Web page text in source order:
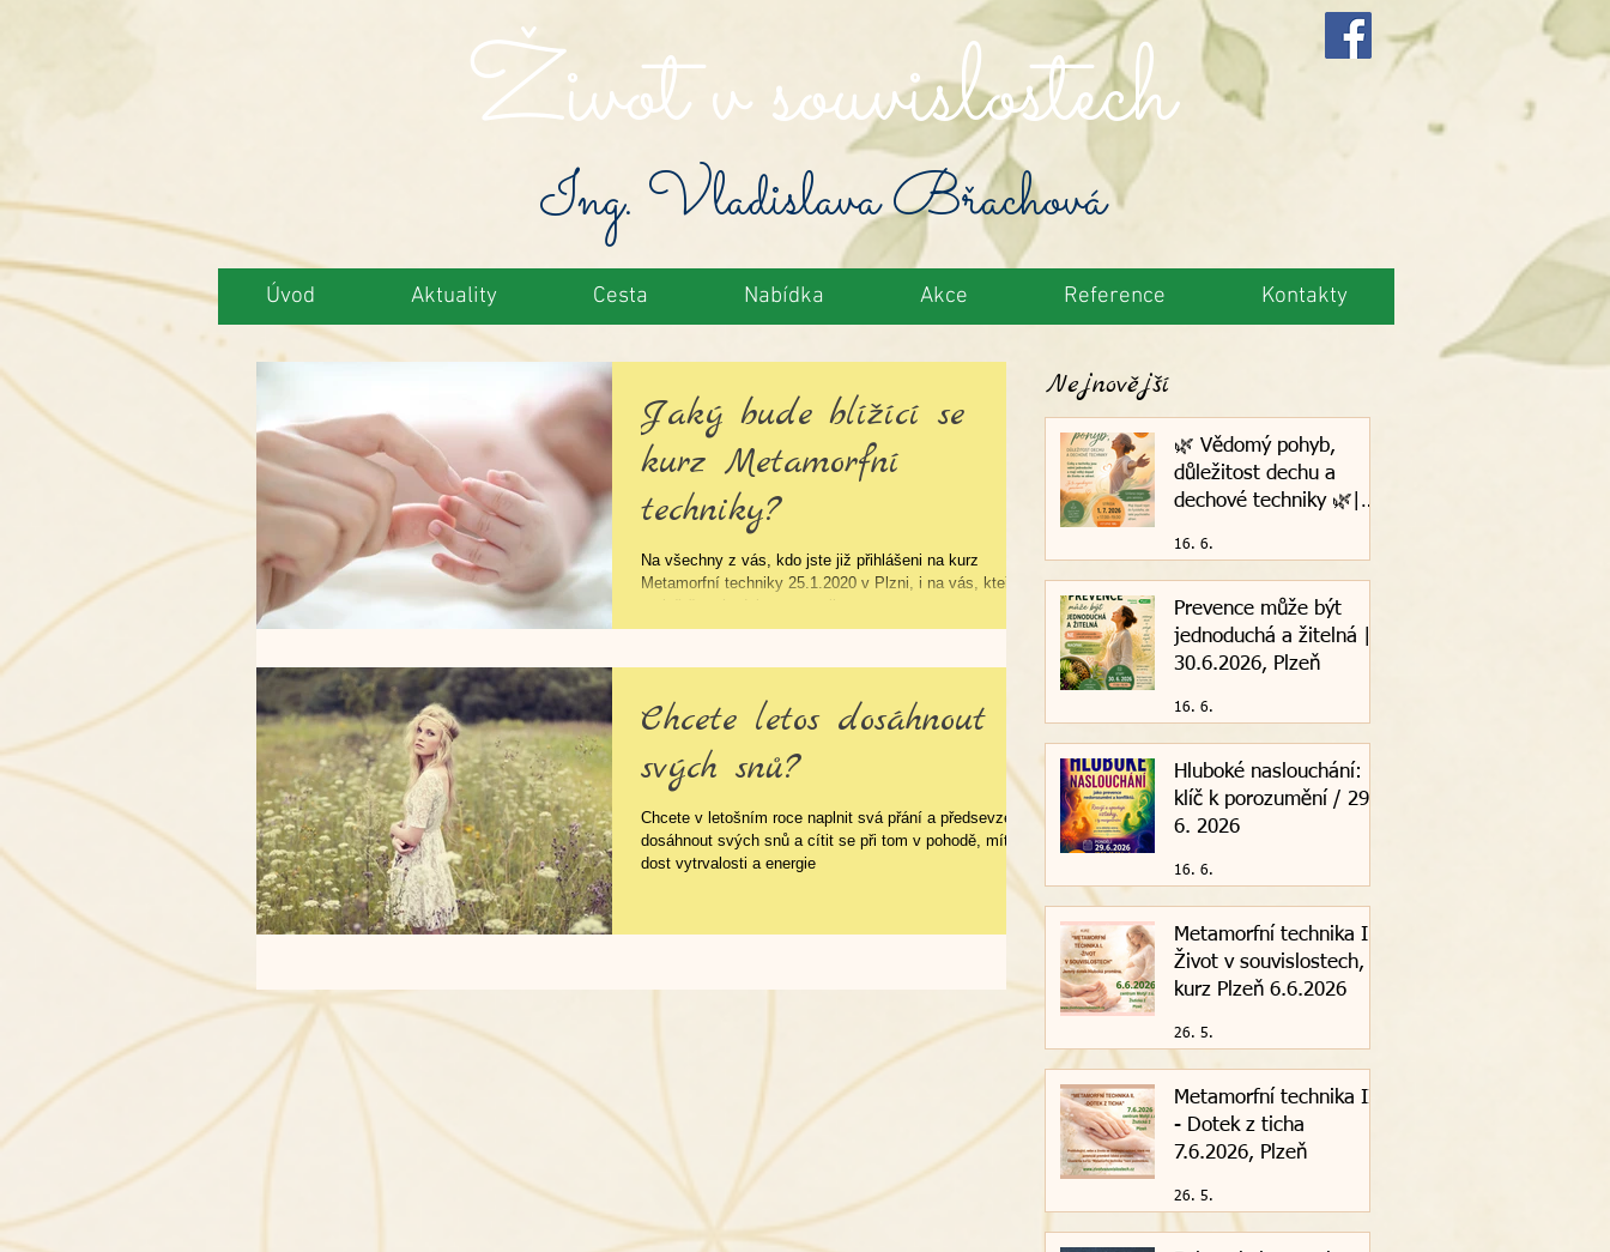
Život v souvislostech
Ing. Vladislava Břachová
Úvod Aktuality Cesta Nabídka Akce Reference Kontakty
Jaký bude blížící se
kurz Metamorfní
techniky?
Na všechny z vás, kdo jste již přihlášeni na kurz
Metamorfní techniky 25.1.2020 v Plzni, i na vás, kteří
se ještě rozhodujete, se velice...
Chcete letos dosáhnout
svých snů?
Chcete v letošním roce naplnit svá přání a předsevzetí,
dosáhnout svých snů a cítit se při tom v pohodě, mít
dost vytrvalosti a energie
Nejnovější
🌿 Vědomý pohyb,
důležitost dechu a
dechové techniky 🌿|
16. 6.
Prevence může být
jednoduchá a žitelná |
30.6.2026, Plzeň
16. 6.
Hluboké naslouchání:
klíč k porozumění / 29.
6. 2026
16. 6.
Metamorfní technika I. -
Život v souvislostech,
kurz Plzeň 6.6.2026
26. 5.
Metamorfní technika II.
- Dotek z ticha
7.6.2026, Plzeň
26. 5.